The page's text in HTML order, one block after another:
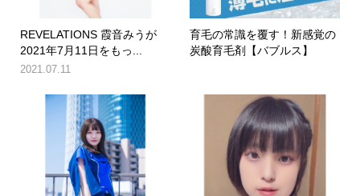
REVELATIONS 霞音みうが
2021年7月11日をもっ...
2021.07.11
育毛の常識を覆す！新感覚の
炭酸育毛剤【バブルス】